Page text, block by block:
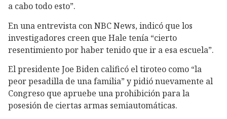
a cabo todo esto”.
En una entrevista con NBC News, indicó que los
investigadores creen que Hale tenía “cierto
resentimiento por haber tenido que ir a esa escuela”.
El presidente Joe Biden calificó el tiroteo como “la
peor pesadilla de una familia” y pidió nuevamente al
Congreso que apruebe una prohibición para la
posesión de ciertas armas semiautomáticas.